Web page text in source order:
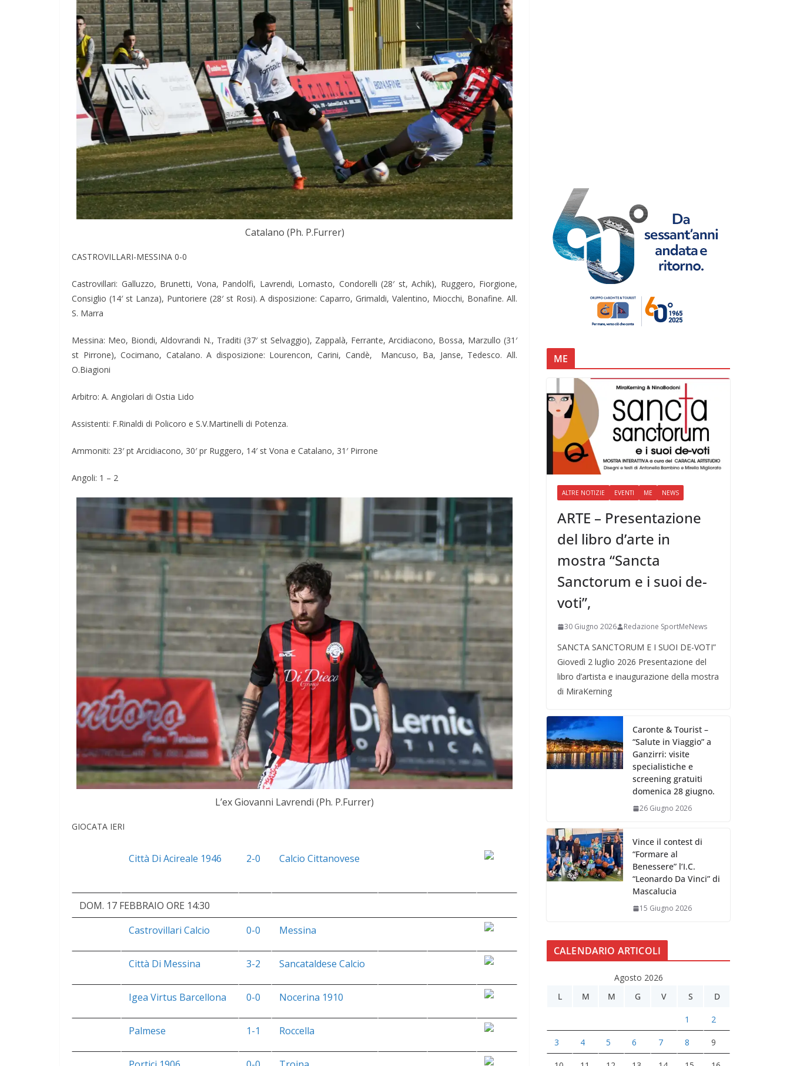
Catalano (Ph. P.Furrer)
CASTROVILLARI-MESSINA 0-0
Castrovillari: Galluzzo, Brunetti, Vona, Pandolfi, Lavrendi, Lomasto, Condorelli (28′ st, Achik), Ruggero, Fiorgione,
Consiglio (14′ st Lanza), Puntoriere (28′ st Rosi). A disposizione: Caparro, Grimaldi, Valentino, Miocchi, Bonafine. All.
S. Marra
Messina: Meo, Biondi, Aldovrandi N., Traditi (37′ st Selvaggio), Zappalà, Ferrante, Arcidiacono, Bossa, Marzullo (31′
st Pirrone), Cocimano, Catalano. A disposizione: Lourencon, Carini, Candè, Mancuso, Ba, Janse, Tedesco. All.
O.Biagioni
Arbitro: A. Angiolari di Ostia Lido
Assistenti: F.Rinaldi di Policoro e S.V.Martinelli di Potenza.
Ammoniti: 23′ pt Arcidiacono, 30′ pr Ruggero, 14′ st Vona e Catalano, 31′ Pirrone
Angoli: 1 – 2
L’ex Giovanni Lavrendi (Ph. P.Furrer)
GIOCATA IERI
Città Di Acireale 1946 2-0 Calcio Cittanovese
DOM. 17 FEBBRAIO ORE 14:30
Castrovillari Calcio
0-0 Messina
Città Di Messina 3-2 Sancataldese Calcio
Igea Virtus Barcellona 0-0 Nocerina 1910
Palmese 1-1 Roccella
ME
ALTRE NOTIZIE EVENTI ME NEWS
ARTE – Presentazione
del libro d’arte in
mostra “Sancta
Sanctorum e i suoi de-
voti”,
30 Giugno 2026 Redazione SportMeNews
SANCTA SANCTORUM E I SUOI DE-VOTI”
Giovedì 2 luglio 2026 Presentazione del
libro d’artista e inaugurazione della mostra
di MiraKerning
Caronte & Tourist –
“Salute in Viaggio” a
Ganzirri: visite
specialistiche e
screening gratuiti
domenica 28 giugno.
26 Giugno 2026
Vince il contest di
“Formare al
Benessere” l’I.C.
“Leonardo Da Vinci” di
Mascalucia
15 Giugno 2026
CALENDARIO ARTICOLI
Agosto 2026
L
M M G V S D
1 2
3 4 5 6 7 8 9